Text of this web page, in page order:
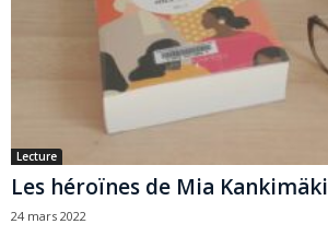
Lecture
Les héroïnes de Mia Kankimäki
24 mars 2022